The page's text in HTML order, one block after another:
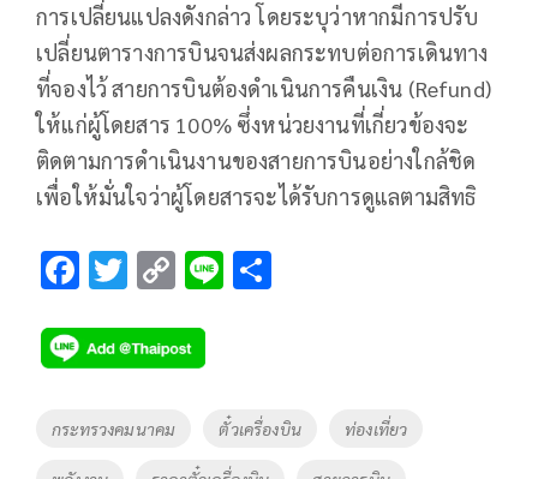
การเปลี่ยนแปลงดังกล่าว โดยระบุว่าหากมีการปรับ
เปลี่ยนตารางการบินจนส่งผลกระทบต่อการเดินทาง
ที่จองไว้ สายการบินต้องดำเนินการคืนเงิน (Refund)
ให้แก่ผู้โดยสาร 100% ซึ่งหน่วยงานที่เกี่ยวข้องจะ
ติดตามการดำเนินงานของสายการบินอย่างใกล้ชิด
เพื่อให้มั่นใจว่าผู้โดยสารจะได้รับการดูแลตามสิทธิ
F
e
b
o
T
tt
er
C
p
y
n
Li
Tags
กระทรวงคมนาคม ตั๋วเครื่องบิน ท่องเที่ยว